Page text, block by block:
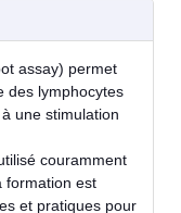
assay) permet
des lymphocytes
une stimulation
couramment
formation est
et pratiques pour